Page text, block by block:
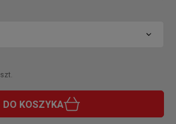
szt.
DO KOSZYKA